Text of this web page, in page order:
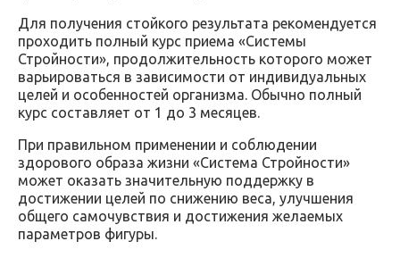
Для получения стойкого результата рекомендуется
проходить полный курс приема «Системы
Стройности», продолжительность которого может
варьироваться в зависимости от индивидуальных
целей и особенностей организма. Обычно полный
курс составляет от 1 до 3 месяцев.
При правильном применении и соблюдении
здорового образа жизни «Система Стройности»
может оказать значительную поддержку в
достижении целей по снижению веса, улучшения
общего самочувствия и достижения желаемых
параметров фигуры.